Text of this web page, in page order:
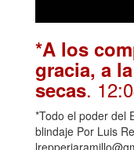
*A los
gracia, a
secas.
*Todo el poder del
blindaje Por Luis